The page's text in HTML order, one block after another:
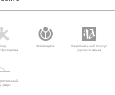
Викимедиа
Национальный корпус
русского языка
«Дар»